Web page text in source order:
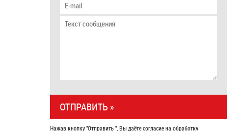
Нажав кнопку "Отправить ", Вы даёте согласие на обработку